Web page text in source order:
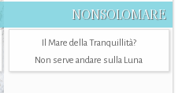
NONSOLOMARE
Il Mare della Tranquillità?
Non serve andare sulla Luna